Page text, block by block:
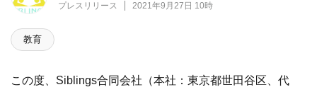
プレスリリース 2021年9月27日 10時
教育
この度、Siblings合同会社（本社：東京都世田谷区、代